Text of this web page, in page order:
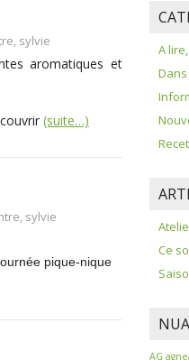
, sylvie
aromatiques et
(suite…)
, sylvie
pique-nique
A
Ce
AG